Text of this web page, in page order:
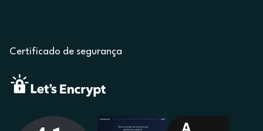
Certificado de segurança